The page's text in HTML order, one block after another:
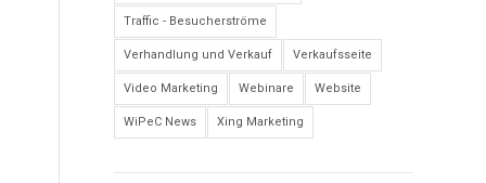
Traffic - Besucherströme
Verhandlung und Verkauf Verkaufsseite
Video Marketing Webinare Website
WiPeC News Xing Marketing